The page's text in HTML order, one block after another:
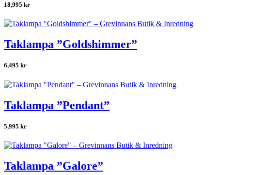
18,995 kr
Taklampa ”Goldshimmer”
6,495 kr
Taklampa ”Pendant”
5,995 kr
Taklampa ”Galore”